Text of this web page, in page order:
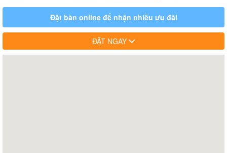
Đặt bàn online để nhận nhiều ưu đãi
ĐẶT NGAY